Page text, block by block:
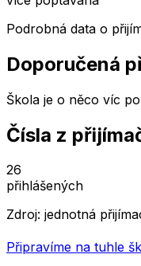
Podrobná data o
Doporučená
Škola je o něco víc
Čísla z
26
přihlášených
Zdroj: jednotná
Připravíme na tuhle